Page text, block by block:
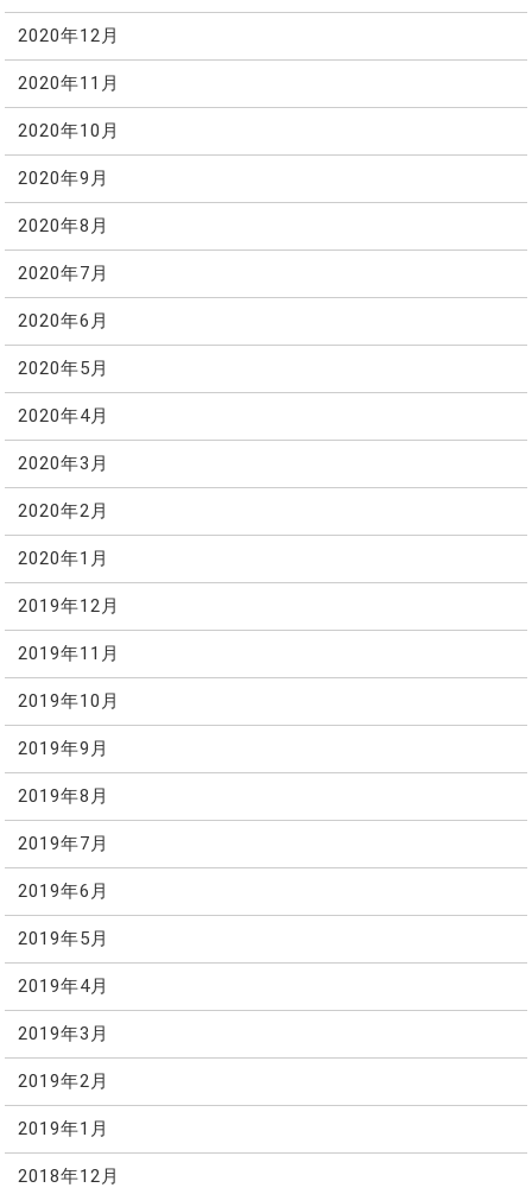
2020年12月
2020年11月
2020年10月
2020年9月
2020年8月
2020年7月
2020年6月
2020年5月
2020年4月
2020年3月
2020年2月
2020年1月
2019年12月
2019年11月
2019年10月
2019年9月
2019年8月
2019年7月
2019年6月
2019年5月
2019年4月
2019年3月
2019年2月
2019年1月
2018年12月